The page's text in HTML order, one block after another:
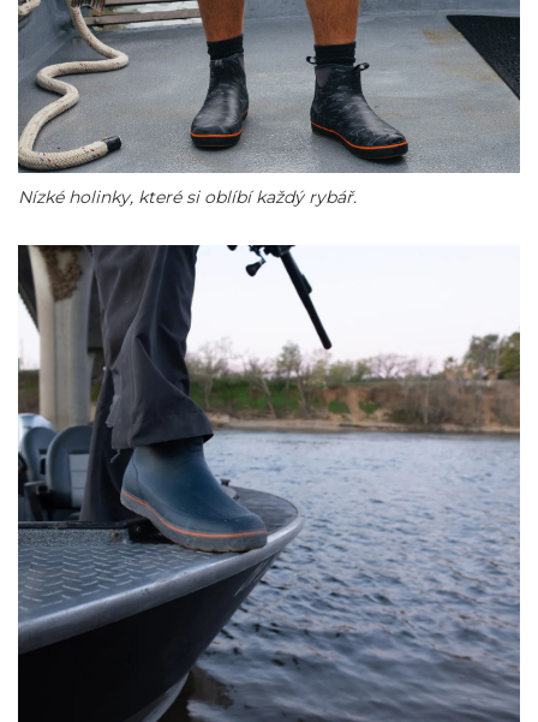
Nízké holinky, které si oblíbí každý rybář.